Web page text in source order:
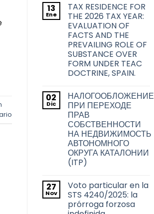
transmisiones
inmobiliarias
en
la
ciudad
de
Barcelona
comentarios
en
La
problemática
acerca
de
la
transmisión
de
los
títulos
habilitantes
viviendas
de
uso
turístico
en
Barcelona
13
Ene
TAX RESIDENCE FOR
THE 2026 TAX YEAR:
EVALUATION OF
FACTS AND THE
PREVAILING ROLE OF
SUBSTANCE OVER
FORM UNDER TEAC
DOCTRINE, SPAIN.
comentarios
en
TAX
RESIDENCE
FOR
THE
2026
TAX
YEAR:
EVALUATION
OF
FACTS
PREVAILING
ROLE
OF
SUBSTANCE
02
Dic
НАЛОГООБЛОЖЕНИЕ
ПРИ ПЕРЕХОДЕ
ПРАВ
СОБСТВЕННОСТИ
НА НЕДВИЖИМОСТЬ
АВТОНОМНОГО
ОКРУГА КАТАЛОНИИ
(ITP)
comentarios
en
НАЛОГООБЛОЖЕНИЕ
ПРИ
ПЕРЕХОДЕ
27
Nov
Voto particular en la
STS 4240/2025: la
prórroga forzosa